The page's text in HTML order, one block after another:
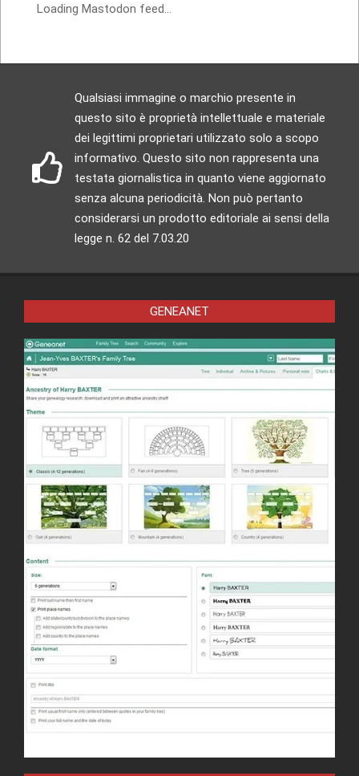
Loading Mastodon feed...
Qualsiasi immagine o marchio presente in
questo sito è proprietà intellettuale e materiale
dei legittimi proprietari utilizzato solo a scopo
informativo. Questo sito non rappresenta una
testata giornalistica in quanto viene aggiornato
senza alcuna periodicità. Non può pertanto
considerarsi un prodotto editoriale ai sensi della
legge n. 62 del 7.03.20
GENEANET